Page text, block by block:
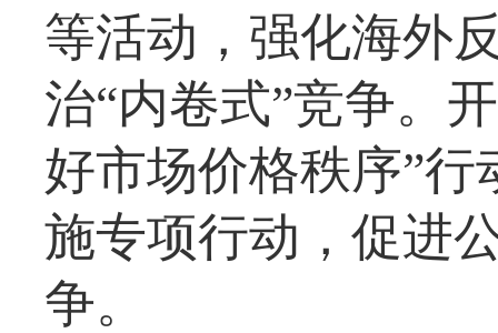
等活动，强化海外
治“内卷式”竞争。
好市场价格秩序”
施专项行动，促进
争。